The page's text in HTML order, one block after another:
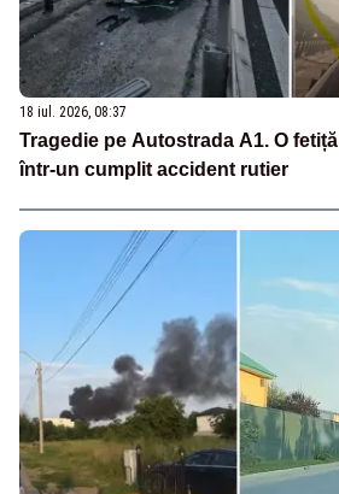
18 iul. 2026, 08:37
Tragedie pe Autostrada A1. O
într-un cumplit accident rutier